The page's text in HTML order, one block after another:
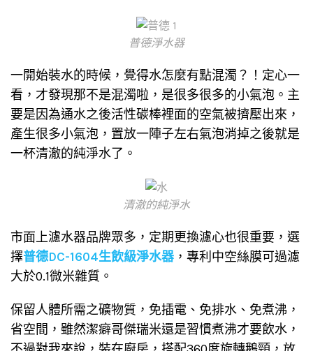
普德淨水器
一開始裝水的時候，覺得水怎麼有點混濁？！定心一
看，才發現那不是混濁啦，是很多很多的小氣泡。主
要是因為通水之後活性碳棒裡面的空氣被擠壓出來，
產生很多小氣泡，置放一陣子左右氣泡消掉之後就是
一杯清澈的純淨水了。
清澈的純淨水
市面上濾水器品牌眾多，定期更換濾心也很重要，選
擇普德DC-1604生飲級淨水器 ，專利中空絲膜可過濾
大於0.1微米雜質。
保留人體所需之礦物質，免插電、免排水、免煮沸，
省空間，雖然潔癖哥傑瑞米還是習慣煮沸才要飲水，